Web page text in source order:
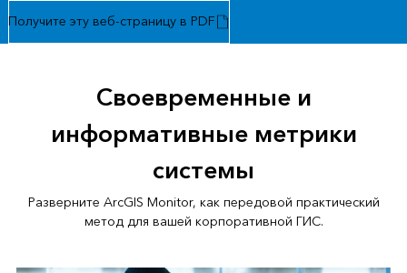
Получите эту веб-страницу в PDF
Своевременные и
информативные метрики
системы
Разверните ArcGIS Monitor, как передовой практический
метод для вашей корпоративной ГИС.